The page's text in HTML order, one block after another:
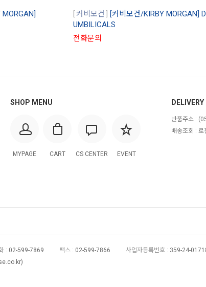
커비모건
[커비모건/KIRBY MORGAN]
UMBILICALS
전화문의
SHOP MENU
MYPAGE CART CS CENTER EVENT
DELIVERY
반품주소 :
배송조회 :
: 02-599-7869 팩스 : 02-599-7866 사업자등록번호 : 359-24-
)